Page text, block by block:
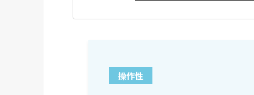
操作性